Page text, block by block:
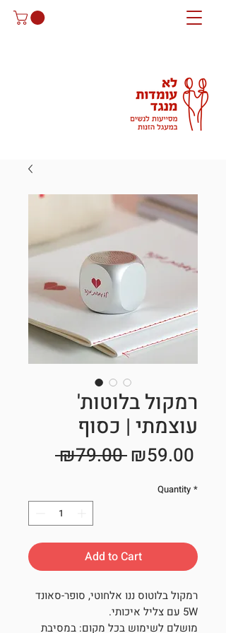
רמקול בלוטות'
עוצמתי | כסוף
₪79.00 Regular
₪59.00
Quantity *
Add to Cart
רמקול בלוטוס ננו אלחוטי, סופר-סאונד
5W עם צליל איכותי.
מושלם לשימוש בכל מקום: במסיבת